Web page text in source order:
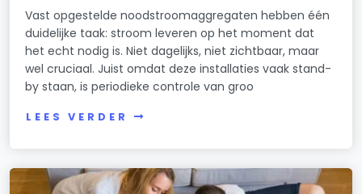
Vast opgestelde noodstroomaggregaten hebben één
duidelijke taak: stroom leveren op het moment dat
het echt nodig is. Niet dagelijks, niet zichtbaar, maar
wel cruciaal. Juist omdat deze installaties vaak stand-
by staan, is periodieke controle van groo
LEES VERDER